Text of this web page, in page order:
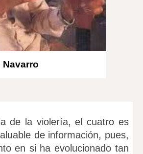
de la violería, el cuatro es
de información, pues,
en si ha evolucionado tan